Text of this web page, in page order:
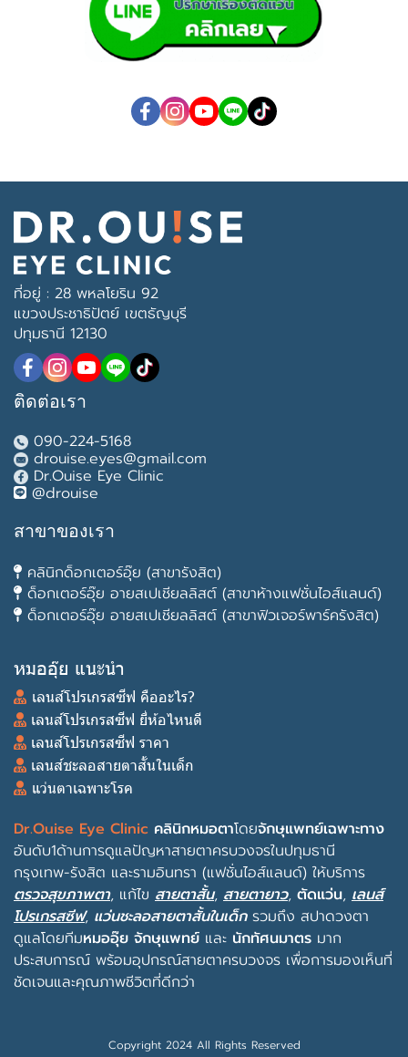
ที่อยู่ : 28 พหลโยริน 92
แขวงประชาธิปัตย์ เขตธัญบุรี
ปทุมธานี 12130
ติดต่อเรา
090-224-5168
drouise.eyes@gmail.com
Dr.Ouise Eye Clinic
@drouise
สาขาของเรา
คลินิกด็อกเตอร์อุ๊ย (สาขารังสิต)
ด็อกเตอร์อุ๊ย อายสเปเชียลลิสต์ (สาขาห้างแฟชั่นไอส์แลนด์)
ด็อกเตอร์อุ๊ย อายสเปเชียลลิสต์ (สาขาฟิวเจอร์พาร์ครังสิต)
หมออุ๊ย แนะนำ
เลนส์โปรเกรสซีฟ คืออะไร?
เลนส์โปรเกรสซีฟ ยี่ห้อไหนดี
เลนส์โปรเกรสซีฟ ราคา
เลนส์ชะลอสายตาสั้นในเด็ก
แว่นตาเฉพาะโรค
Dr.Ouise Eye Clinic คลินิกหมอตาโดยจักษุแพทย์เฉพาะทาง
อันดับ1ด้านการดูแลปัญหาสายตาครบวงจรในปทุมธานี
กรุงเทพ-รังสิต และรามอินทรา (แฟชั่นไอส์แลนด์) ให้บริการ
ตรวจสุขภาพตา, แก้ไข สายตาสั้น, สายตายาว, ตัดแว่น, เลนส์
โปรเกรสซีฟ, แว่นชะลอสายตาสั้นในเด็ก รวมถึง สปาดวงตา
ดูแลโดยทีมหมออุ๊ย จักษุแพทย์ และ นักทัศนมาตร มาก
ประสบการณ์ พร้อมอุปกรณ์สายตาครบวงจร เพื่อการมองเห็นที่
ชัดเจนและคุณภาพชีวิตที่ดีกว่า
Copyright 2024 All Rights Reserved